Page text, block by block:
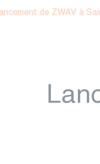
de ZWAV à